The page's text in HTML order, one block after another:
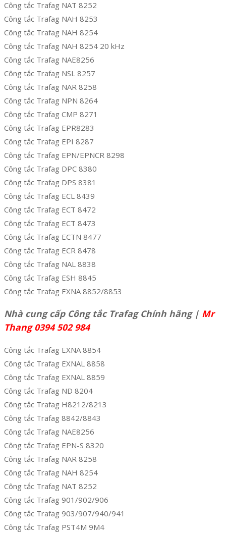
Công tắc Trafag NAT 8252
Công tắc Trafag NAH 8253
Công tắc Trafag NAH 8254
Công tắc Trafag NAH 8254 20 kHz
Công tắc Trafag NAE8256
Công tắc Trafag NSL 8257
Công tắc Trafag NAR 8258
Công tắc Trafag NPN 8264
Công tắc Trafag CMP 8271
Công tắc Trafag EPR8283
Công tắc Trafag EPI 8287
Công tắc Trafag EPN/EPNCR 8298
Công tắc Trafag DPC 8380
Công tắc Trafag DPS 8381
Công tắc Trafag ECL 8439
Công tắc Trafag ECT 8472
Công tắc Trafag ECT 8473
Công tắc Trafag ECTN 8477
Công tắc Trafag ECR 8478
Công tắc Trafag NAL 8838
Công tắc Trafag ESH 8845
Công tắc Trafag EXNA 8852/8853
Nhà cung cấp Công tắc Trafag Chính hãng | Mr
Thang 0394 502 984
Công tắc Trafag EXNA 8854
Công tắc Trafag EXNAL 8858
Công tắc Trafag EXNAL 8859
Công tắc Trafag ND 8204
Công tắc Trafag H8212/8213
Công tắc Trafag 8842/8843
Công tắc Trafag NAE8256
Công tắc Trafag EPN-S 8320
Công tắc Trafag NAR 8258
Công tắc Trafag NAH 8254
Công tắc Trafag NAT 8252
Công tắc Trafag 901/902/906
Công tắc Trafag 903/907/940/941
Công tắc Trafag PST4M 9M4